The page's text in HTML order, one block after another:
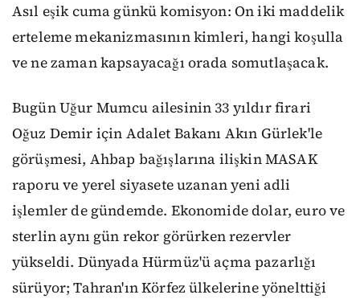
Asıl eşik cuma günkü komisyon: On iki maddelik
erteleme mekanizmasının kimleri, hangi koşulla
ve ne zaman kapsayacağı orada somutlaşacak.
Bugün Uğur Mumcu ailesinin 33 yıldır firari
Oğuz Demir için Adalet Bakanı Akın Gürlek'le
görüşmesi, Ahbap bağışlarına ilişkin MASAK
raporu ve yerel siyasete uzanan yeni adli
işlemler de gündemde. Ekonomide dolar, euro ve
sterlin aynı gün rekor görürken rezervler
yükseldi. Dünyada Hürmüz'ü açma pazarlığı
sürüyor; Tahran'ın Körfez ülkelerine yönelttiği